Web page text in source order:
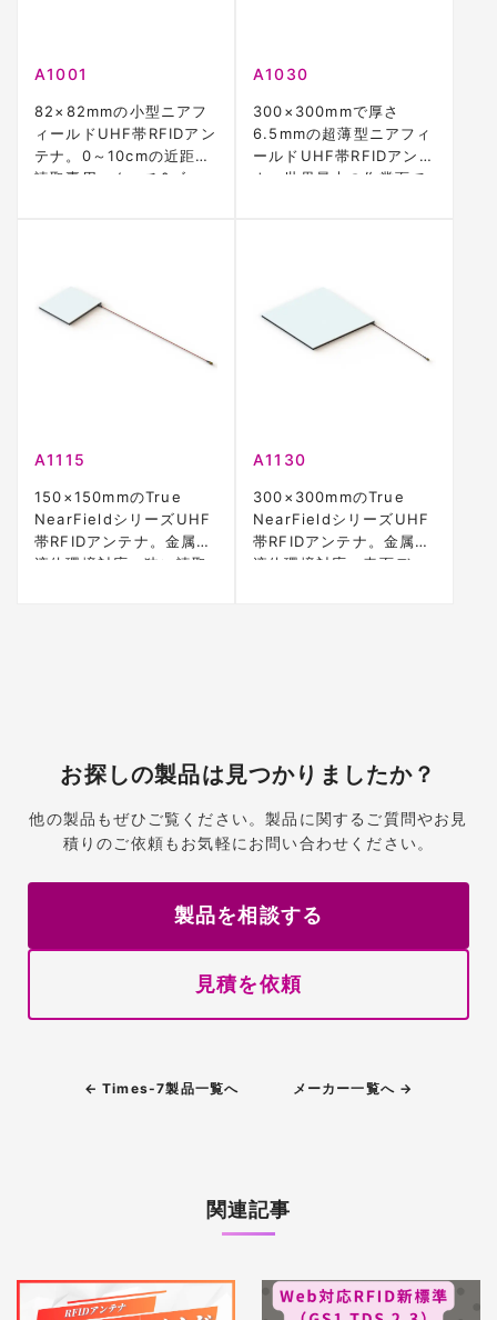
A1001
82×82mmの小型ニアフ
ィールドUHF帯RFIDアン
テナ。0～10cmの近距離
読取専用、タッチ&ゴー
A1030
300×300mmで厚さ
6.5mmの超薄型ニアフィ
ールドUHF帯RFIDアンテ
ナ。世界最大の作業面で
A1115
150×150mmのTrue
NearFieldシリーズUHF
帯RFIDアンテナ。金属・
液体環境対応、狭い読取
A1130
300×300mmのTrue
NearFieldシリーズUHF
帯RFIDアンテナ。金属・
液体環境対応、表面デッ
お探しの製品は見つかりましたか？
他の製品もぜひご覧ください。製品に関するご質問やお見
積りのご依頼もお気軽にお問い合わせください。
製品を相談する
見積を依頼
← Times-7製品一覧へ メーカー一覧へ →
関連記事